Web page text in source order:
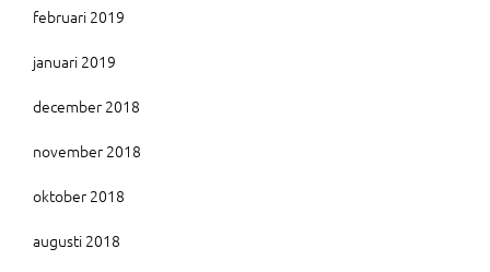
februari 2019
januari 2019
december 2018
november 2018
oktober 2018
augusti 2018